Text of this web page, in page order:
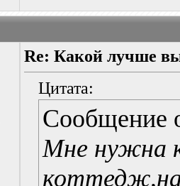
Re: Какой лучше
Цитата:
Сообщение
Мне нужна